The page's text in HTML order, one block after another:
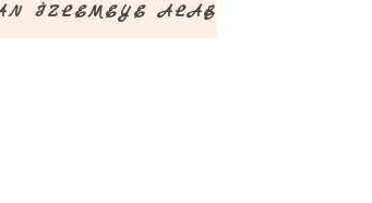
İZLEMEYE ALABİLİRSİNİZ **